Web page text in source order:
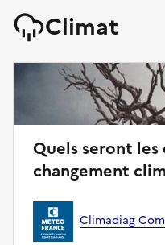
Climat
Quels seront
changement
Climadiag